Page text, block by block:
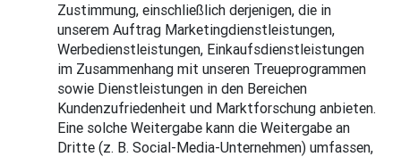
Zustimmung, einschließlich derjenigen, die in
unserem Auftrag Marketingdienstleistungen,
Werbedienstleistungen, Einkaufsdienstleistungen
im Zusammenhang mit unseren Treueprogrammen
sowie Dienstleistungen in den Bereichen
Kundenzufriedenheit und Marktforschung anbieten.
Eine solche Weitergabe kann die Weitergabe an
Dritte (z. B. Social-Media-Unternehmen) umfassen,